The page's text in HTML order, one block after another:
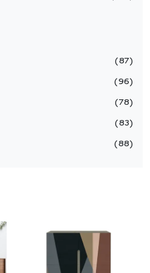
87
96
78
83
88